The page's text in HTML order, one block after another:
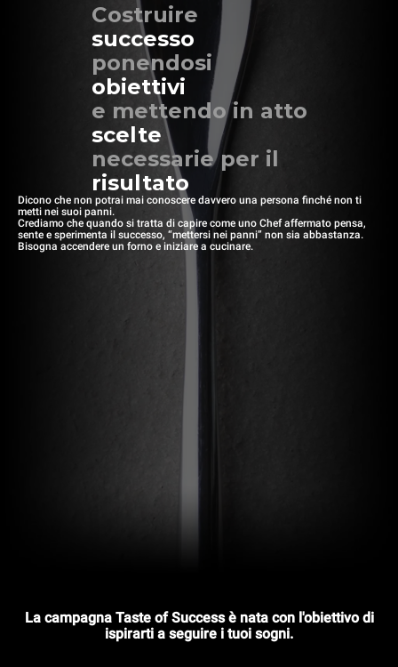
Costruire
successo
ponendosi
obiettivi
e mettendo in atto
scelte
necessarie per il
risultato
Dicono che non potrai mai conoscere davvero una persona finché non ti
metti nei suoi panni.
Crediamo che quando si tratta di capire come uno Chef affermato pensa,
sente e sperimenta il successo, “mettersi nei panni” non sia abbastanza.
Bisogna accendere un forno e iniziare a cucinare.
La campagna Taste of Success è nata con l'obiettivo di
ispirarti a seguire i tuoi sogni.